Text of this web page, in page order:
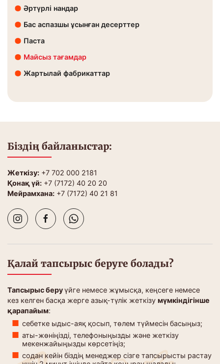
Әртүрлі нандар
Бас аспазшы ұсынған десерттер
Паста
Майсыз тағамдар
Жартылай фабрикаттар
Біздің байланыстар:
Жеткізу: +7 702 000 2181
Қонақ үй: +7 (7172) 40 20 20
Мейрамхана: +7 (7172) 40 21 81
Қалай тапсырыс беруге болады?
Тапсырыс беруүйге немесе жұмысқа, кеңсеге немесе
кез келген басқа жерге азық-түлік жеткізу мүмкіндігінше
қарапайым:
себетке ыдыс-аяқ қосып, төлем түймесін басыңыз;
аты-жөніңізді, телефоныңызды және жеткізу
мекенжайыңызды көрсетіңіз;
содан кейін біздің менеджер сізге тапсырысты растау